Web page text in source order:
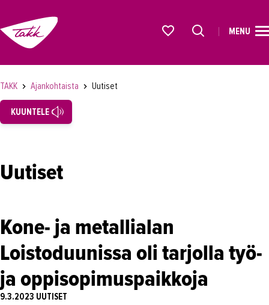
OPISKELIJAKSI
YRITYKSILLE
AJANKOHTAISTA
Uutiset
Loistoduuni
Asiakaslehti Sauma
Blogi
MENU
TAKK Ajankohtaista Uutiset
KUUNTELE
Uutiset
Kone- ja metallialan
Loistoduunissa oli tarjolla työ-
ja oppisopimuspaikkoja
9.3.2023 UUTISET